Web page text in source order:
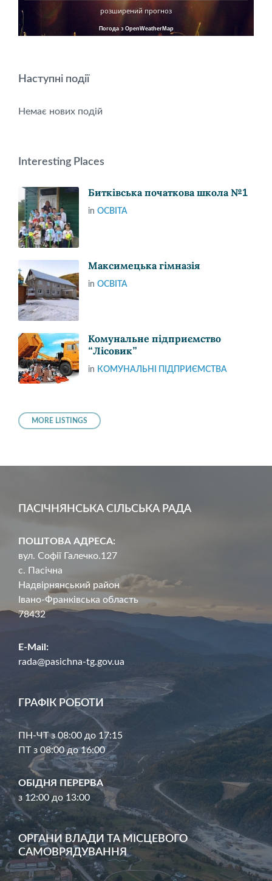
розширений прогноз
Погода з OpenWeatherMap
Наступні події
Немає нових подій
Interesting Places
Битківська початкова школа №1
in ОСВІТА
Максимецька гімназія
in ОСВІТА
Комунальне підприємство
“Лісовик”
in КОМУНАЛЬНІ ПІДПРИЄМСТВА
MORE LISTINGS
ПАСІЧНЯНСЬКА СІЛЬСЬКА РАДА
ПОШТОВА АДРЕСА:
вул. Софії Галечко.127
с. Пасічна
Надвірнянський район
Івано-Франківська область
78432
E-Mail:
rada@pasichna-tg.gov.ua
ГРАФІК РОБОТИ
ПН-ЧТ з 08:00 до 17:15
ПТ з 08:00 до 16:00
ОБІДНЯ ПЕРЕРВА
з 12:00 до 13:00
ОРГАНИ ВЛАДИ ТА МІСЦЕВОГО
САМОВРЯДУВАННЯ